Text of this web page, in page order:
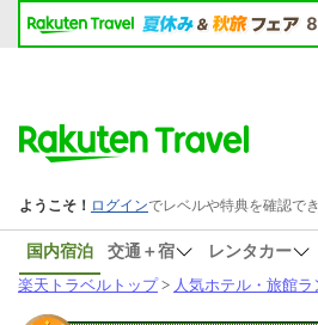
国内宿泊 交通＋宿 レンタカー
楽天トラベルトップ> 人気ホテル・旅館ラ